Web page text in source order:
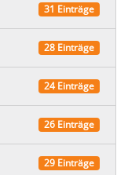
31 Einträge
28 Einträge
24 Einträge
26 Einträge
29 Einträge